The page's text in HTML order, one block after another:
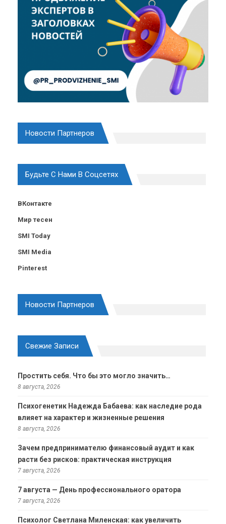
Новости Партнеров
Будьте С Нами В Соцсетях
ВКонтакте
Мир тесен
SMI Today
SMI Media
Pinterest
Новости Партнеров
Свежие Записи
Простить себя. Что бы это могло значить…
8 августа, 2026
Психогенетик Надежда Бабаева: как наследие рода
влияет на характер и жизненные решения
8 августа, 2026
Зачем предпринимателю финансовый аудит и как
расти без рисков: практическая инструкция
7 августа, 2026
7 августа — День профессионального оратора
7 августа, 2026
Психолог Светлана Миленская: как увеличить